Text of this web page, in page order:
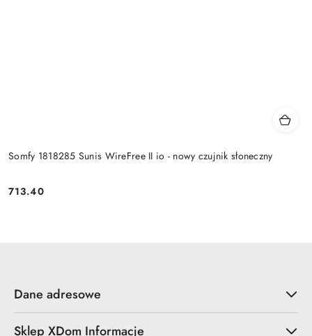
Somfy 1818285 Sunis WireFree II io - nowy czujnik słoneczny
Cena:
713.40
Dane adresowe
Sklep XDom Informacje